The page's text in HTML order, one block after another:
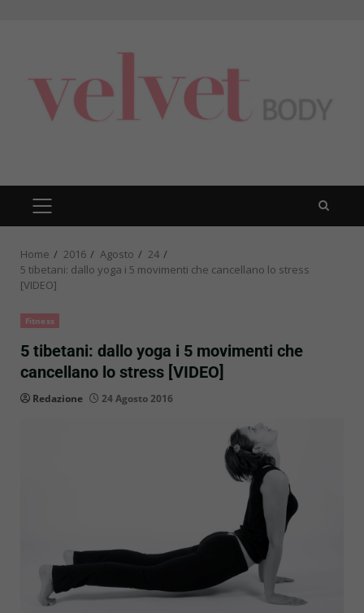
PRIMARY
MENU
Home 2016 Agosto
24
5 tibetani: dallo yoga i 5 movimenti che cancellano lo stress
[VIDEO]
Fitness
5 tibetani: dallo yoga i 5 movimenti che
cancellano lo stress [VIDEO]
Redazione 24 Agosto 2016